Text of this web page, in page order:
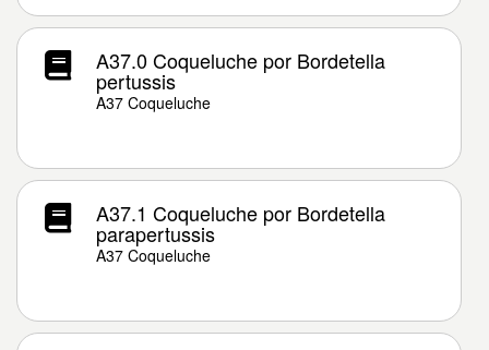
A37.0 Coqueluche por Bordetella
pertussis
A37 Coqueluche
A37.1 Coqueluche por Bordetella
parapertussis
A37 Coqueluche